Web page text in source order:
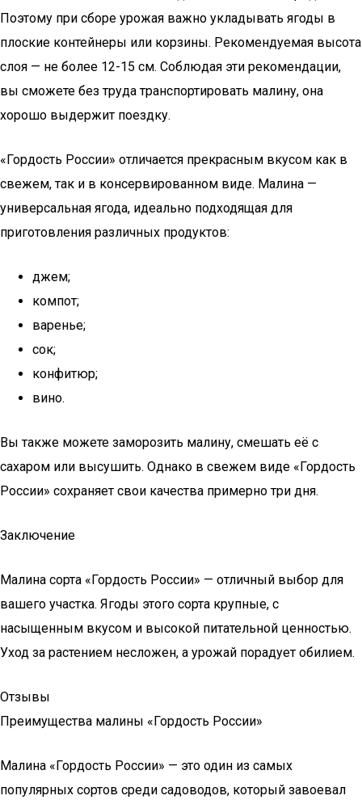
Поэтому при сборе урожая важно укладывать ягоды в
плоские контейнеры или корзины. Рекомендуемая высота
слоя — не более 12-15 см. Соблюдая эти рекомендации,
вы сможете без труда транспортировать малину, она
хорошо выдержит поездку.
«Гордость России» отличается прекрасным вкусом как в
свежем, так и в консервированном виде. Малина —
универсальная ягода, идеально подходящая для
приготовления различных продуктов:
джем;
компот;
варенье;
сок;
конфитюр;
вино.
Вы также можете заморозить малину, смешать её с
сахаром или высушить. Однако в свежем виде «Гордость
России» сохраняет свои качества примерно три дня.
Заключение
Малина сорта «Гордость России» — отличный выбор для
вашего участка. Ягоды этого сорта крупные, с
насыщенным вкусом и высокой питательной ценностью.
Уход за растением несложен, а урожай порадует обилием.
Отзывы
Преимущества малины «Гордость России»
Малина «Гордость России» — это один из самых
популярных сортов среди садоводов, который завоевал